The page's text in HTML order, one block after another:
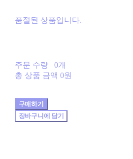
품절된 상품입니다.
주문 수량
0개
총 상품 금액 0원
구매하기
장바구니에 담기